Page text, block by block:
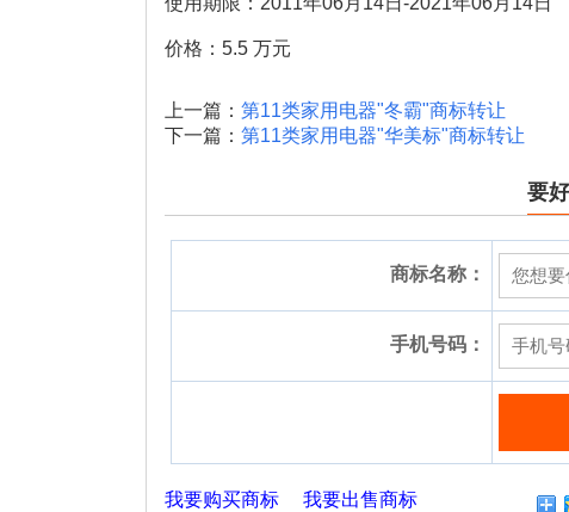
价格：5.5 万元
上一篇： 第11类家用电器"冬霸"商标转让
下一篇： 第11类家用电器"华美标"商标转让
要
商标名称：
手机号码：
我要购买商标 我要出售商标